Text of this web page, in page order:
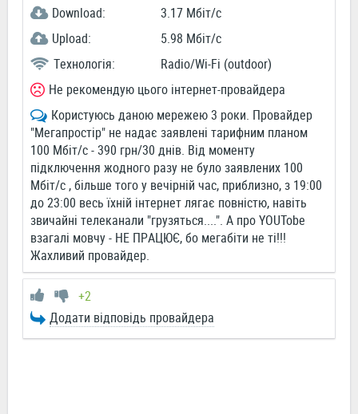
Download:
3.17 Мбіт/c
Upload:
5.98 Мбіт/c
Технологія:
Radio/Wi-Fi (outdoor)
Не рекомендую цього інтернет-провайдера
Користуюсь даною мережею 3 роки. Провайдер
"Мегапростір" не надає заявлені тарифним планом
100 Мбіт/с - 390 грн/30 днів. Від моменту
підключення жодного разу не було заявлених 100
Мбіт/с , більше того у вечірній час, приблизно, з 19:00
до 23:00 весь їхній інтернет лягає повністю, навіть
звичайні телеканали "грузяться....". А про YOUTobe
взагалі мовчу - НЕ ПРАЦЮЄ, бо мегабіти не ті!!!
Жахливий провайдер.
+2
Додати відповідь провайдера